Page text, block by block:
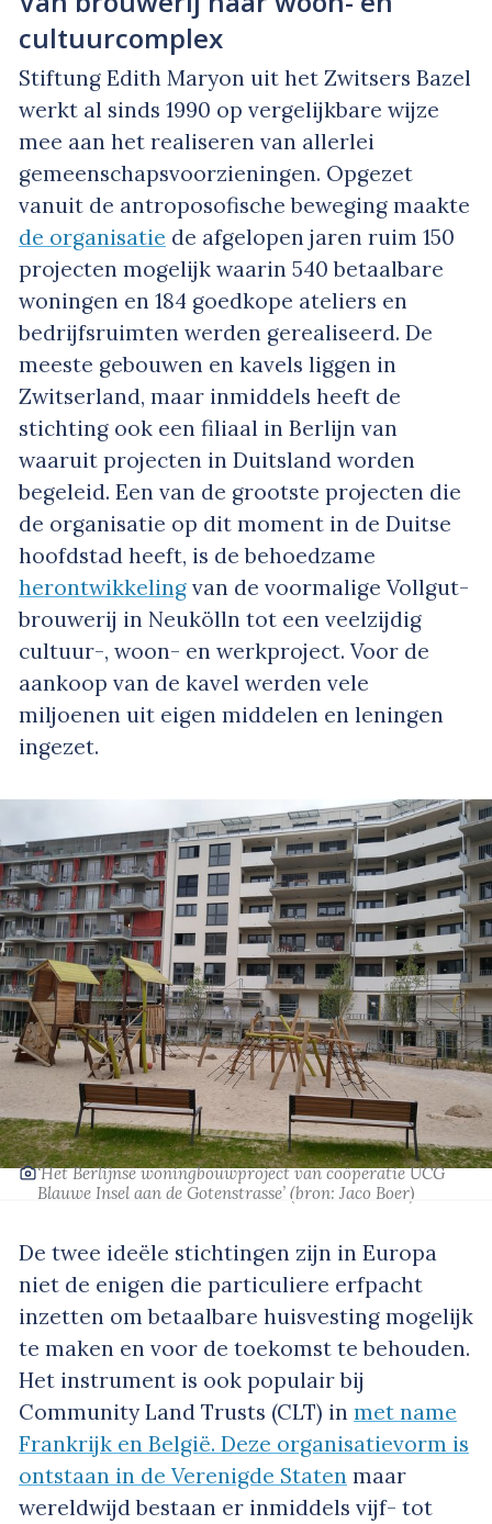
cultuurcomplex
Stiftung Edith Maryon uit het Zwitsers Bazel
werkt al sinds 1990 op vergelijkbare wijze
mee aan het realiseren van allerlei
gemeenschapsvoorzieningen. Opgezet
vanuit de antroposofische beweging maakte
de organisatie de afgelopen jaren ruim 150
projecten mogelijk waarin 540 betaalbare
woningen en 184 goedkope ateliers en
bedrijfsruimten werden gerealiseerd. De
meeste gebouwen en kavels liggen in
Zwitserland, maar inmiddels heeft de
stichting ook een filiaal in Berlijn van
waaruit projecten in Duitsland worden
begeleid. Een van de grootste projecten die
de organisatie op dit moment in de Duitse
hoofdstad heeft, is de behoedzame
herontwikkeling van de voormalige Vollgut-
brouwerij in Neukölln tot een veelzijdig
cultuur-, woon- en werkproject. Voor de
aankoop van de kavel werden vele
miljoenen uit eigen middelen en leningen
ingezet.
‘Het Berlijnse woningbouwproject van coöperatie UCG
Blauwe Insel aan de Gotenstrasse’ (bron: Jaco Boer)
De twee ideële stichtingen zijn in Europa
niet de enigen die particuliere erfpacht
inzetten om betaalbare huisvesting mogelijk
te maken en voor de toekomst te behouden.
Het instrument is ook populair bij
Community Land Trusts (CLT) in met name
Frankrijk en België. Deze organisatievorm is
ontstaan in de Verenigde Staten maar
wereldwijd bestaan er inmiddels vijf- tot